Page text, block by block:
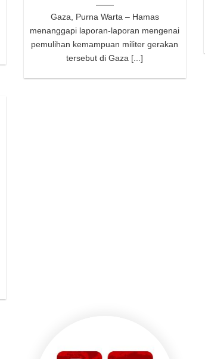
Gaza, Purna Warta – Hamas
menanggapi laporan-laporan mengenai
pemulihan kemampuan militer gerakan
tersebut di Gaza [...]